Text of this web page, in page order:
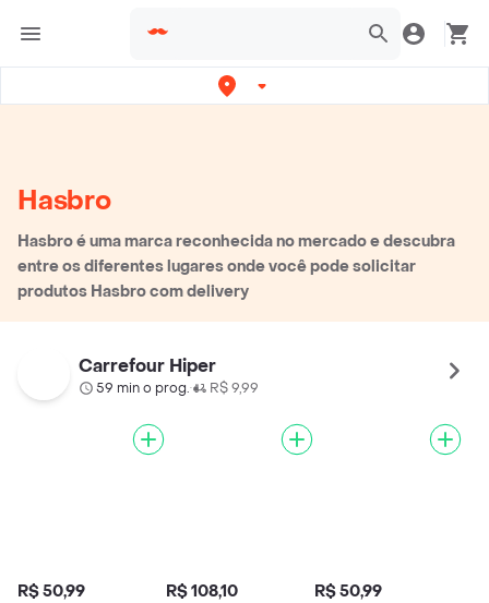
Hasbro
Hasbro é uma marca reconhecida no mercado e descubra
entre os diferentes lugares onde você pode solicitar
produtos Hasbro com delivery
Carrefour Hiper
59 min o prog.• R$ 9,99
R$ 50,99 R$ 108,10 R$ 50,99